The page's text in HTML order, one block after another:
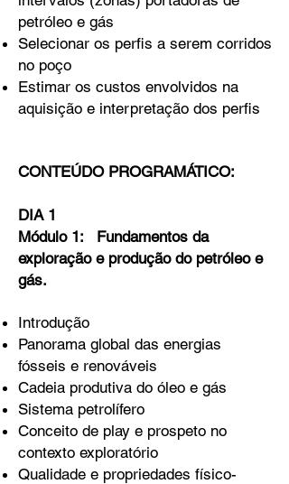
petróleo e gás
Selecionar os perfis a serem corridos
no poço
Estimar os custos envolvidos na
aquisição e interpretação dos perfis
CONTEÚDO PROGRAMÁTICO:
DIA 1
Módulo 1: Fundamentos da
exploração e produção do petróleo e
gás.
Introdução
Panorama global das energias
fósseis e renováveis
Cadeia produtiva do óleo e gás
Sistema petrolífero
Conceito de play e prospeto no
contexto exploratório
Qualidade e propriedades físico-